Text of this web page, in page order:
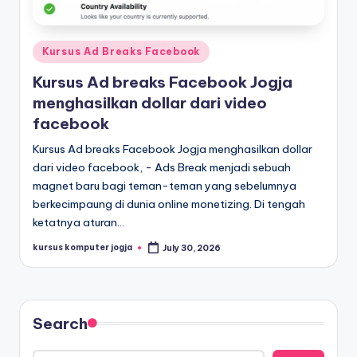
Kursus Ad Breaks Facebook
Kursus Ad breaks Facebook Jogja
menghasilkan dollar dari video
facebook
Kursus Ad breaks Facebook Jogja menghasilkan dollar
dari video facebook, - Ads Break menjadi sebuah
magnet baru bagi teman-teman yang sebelumnya
berkecimpaung di dunia online monetizing. Di tengah
ketatnya aturan…
kursus komputer jogja July 30, 2026
Search